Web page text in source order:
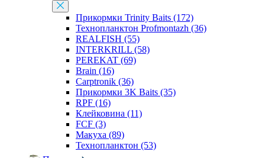
Прикормки Trinity Baits (172)
Технопланктон Profmontazh (36)
REALFISH (55)
INTERKRILL (58)
PEREKAT (69)
Brain (16)
Carptronik (36)
Прикормки 3K Baits (35)
RPF (16)
Клейковина (11)
FCF (3)
Макуха (89)
Технопланктон (53)